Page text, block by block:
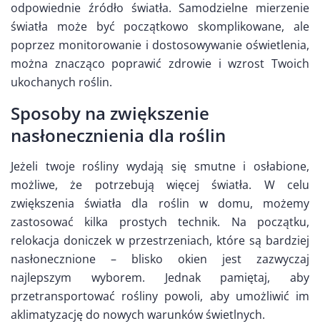
odpowiednie źródło światła. Samodzielne mierzenie
światła może być początkowo skomplikowane, ale
poprzez monitorowanie i dostosowywanie oświetlenia,
można znacząco poprawić zdrowie i wzrost Twoich
ukochanych roślin.
Sposoby na zwiększenie
nasłonecznienia dla roślin
Jeżeli twoje rośliny wydają się smutne i osłabione,
możliwe, że potrzebują więcej światła. W celu
zwiększenia światła dla roślin w domu, możemy
zastosować kilka prostych technik. Na początku,
relokacja doniczek w przestrzeniach, które są bardziej
nasłonecznione – blisko okien jest zazwyczaj
najlepszym wyborem. Jednak pamiętaj, aby
przetransportować rośliny powoli, aby umożliwić im
aklimatyzację do nowych warunków świetlnych.